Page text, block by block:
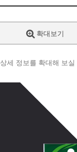
확대보기
상세 정보를 확대해 보